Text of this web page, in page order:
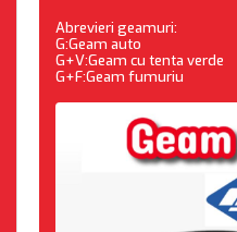
Abrevieri geamuri:
G:Geam auto
G+V:Geam cu tenta verde
G+F:Geam fumuriu